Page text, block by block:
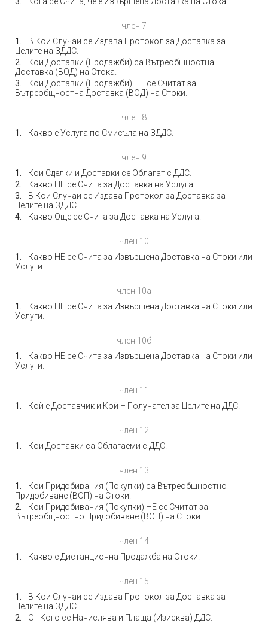
член 7
В Кои Случаи се Издава Протокол за Доставка за
Целите на ЗДДС.
Кои Доставки (Продажби) са Вътреобщностна
Доставка (ВОД) на Стока.
Кои Доставки (Продажби) НЕ се Считат за
Вътреобщностна Доставка (ВОД) на Стоки.
член 8
Какво е Услуга по Смисъла на ЗДДС.
член 9
Кои Сделки и Доставки се Облагат с ДДС.
Какво НЕ се Счита за Доставка на Услуга.
В Кои Случаи се Издава Протокол за Доставка за
Целите на ЗДДС.
Какво Още се Счита за Доставка на Услуга.
член 10
Какво НЕ се Счита за Извършена Доставка на Стоки или
Услуги.
член 10а
Какво НЕ се Счита за Извършена Доставка на Стоки или
Услуги.
член 10б
Какво НЕ се Счита за Извършена Доставка на Стоки или
Услуги.
член 11
Кой е Доставчик и Кой – Получател за Целите на ДДС.
член 12
Кои Доставки са Облагаеми с ДДС.
член 13
Кои Придобивания (Покупки) са Вътреобщностно
Придобиване (ВОП) на Стоки.
Кои Придобивания (Покупки) НЕ се Считат за
Вътреобщностно Придобиване (ВОП) на Стоки.
член 14
Какво е Дистанционна Продажба на Стоки.
член 15
В Кои Случаи се Издава Протокол за Доставка за
Целите на ЗДДС.
От Кого се Начислява и Плаща (Изисква) ДДС.